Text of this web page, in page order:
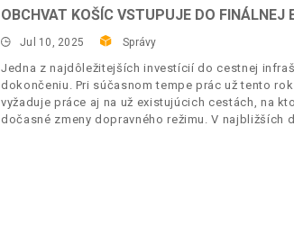
OBCHVAT KOŠÍC VSTUPUJE DO
Jul 10, 2025 Správy
Jedna z najdôležitejších investícií do cestnej
dokončeniu. Pri súčasnom tempe prác už tento
vyžaduje práce aj na už existujúcich cestách, na
dočasné zmeny dopravného režimu. V najbližších